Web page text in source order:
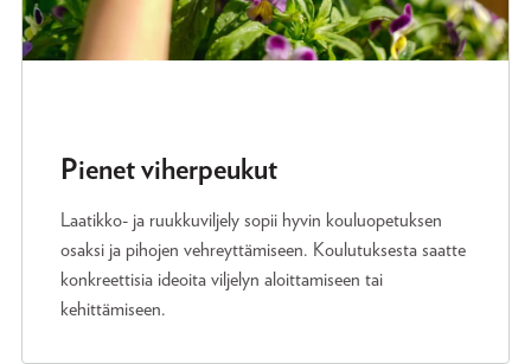
Pienet viherpeukut
Laatikko- ja ruukkuviljely sopii hyvin kouluopetuksen
osaksi ja pihojen vehreyttämiseen. Koulutuksesta saatte
konkreettisia ideoita viljelyn aloittamiseen tai
kehittämiseen.​